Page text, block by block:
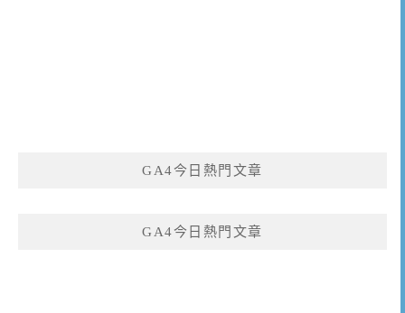
GA4今日熱門文章
GA4今日熱門文章